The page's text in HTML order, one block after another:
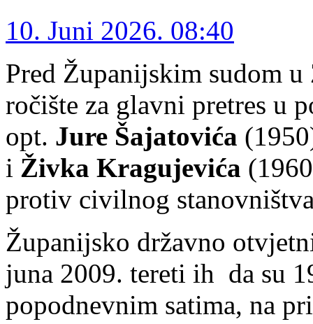
10. Juni 2026. 08:40
Pred Županijskim sudom u
ročište za glavni pretres u
opt. Jure Šajatovića
i Živka Kragujevića
protiv civilnog
Županijsko državno
juna 2009. tereti ih da su
popodnevnim satima, na